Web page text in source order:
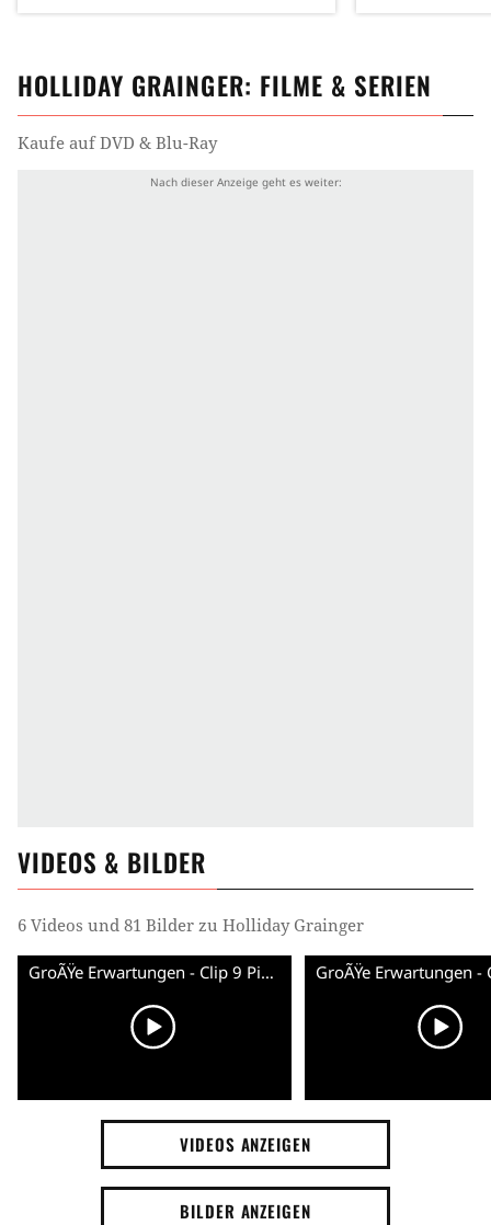
HOLLIDAY GRAINGER: FILME & SERIEN
Kaufe auf DVD & Blu-Ray
VIDEOS & BILDER
6 Videos und 81 Bilder zu Holliday Grainger
GroÃŸe Erwartungen - Clip 9 Pip gesteht seine Liebe (Deutsch) HD
VIDEOS ANZEIGEN
BILDER ANZEIGEN